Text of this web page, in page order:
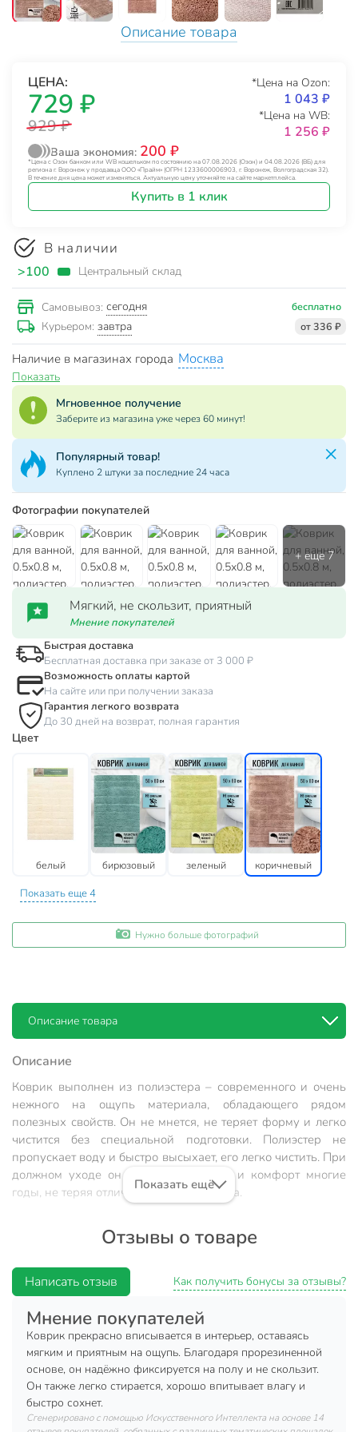
Описание товара
ЦЕНА:
729 ₽
929 ₽
*Цена на Ozon:
1 043 ₽
*Цена на WB:
1 256 ₽
Ваша экономия: 200 ₽
*Цена с Озон банком или WB кошельком по состоянию на 07.08.2026 (Озон) и 04.08.2026 (ВБ) для
региона г. Воронеж у продавца ООО «Прайм» (ОГРН 1233600006903, г. Воронеж, Волгоградская 32).
В течение дня цена может изменяться. Актуальную цену уточняйте на сайте маркетплейса.
Купить в 1 клик
В наличии
>100 Центральный склад
Самовывоз: сегодня бесплатно
Курьером: завтра от 336 ₽
Наличие в магазинах города Москва
Показать
Мгновенное получение
Заберите из магазина уже через 60 минут!
Популярный товар!
Куплено 2 штуки за последние 24 часа
Фотографии покупателей
Мягкий, не скользит, приятный
Мнение покупателей
Быстрая доставка
Бесплатная доставка при заказе от 3 000 ₽
Возможность оплаты картой
На сайте или при получении заказа
Гарантия легкого возврата
До 30 дней на возврат, полная гарантия
Цвет
белый бирюзовый зеленый коричневый
Показать еще 4
Нужно больше фотографий
Описание товара
Описание
Коврик выполнен из полиэстера – современного и очень
нежного на ощупь материала, обладающего рядом
полезных свойств. Он не мнется, не теряет форму и легко
чистится без специальной подготовки. Полиэстер не
пропускает воду и быстро высыхает, его легко чистить. При
должном уходе он будет дарить уют и комфорт многие
годы, не теряя отличного внешнего вида.
будет приятно даже в холодное время года. Он подарит
дизайну отлично впишется в ваш интерьер.
Техническая информация
Ширина, см
50 см
Длина, см
80 см
Количество в наборе, шт
1 шт
Показать ещё
Отзывы о товаре
Написать отзыв Как получить бонусы за отзывы?
Мнение покупателей
Коврик прекрасно вписывается в интерьер, оставаясь
мягким и приятным на ощупь. Благодаря прорезиненной
основе, он надёжно фиксируется на полу и не скользит.
Он также легко стирается, хорошо впитывает влагу и
быстро сохнет.
Сгенерировано с помощью Искусственного Интеллекта на основе 14